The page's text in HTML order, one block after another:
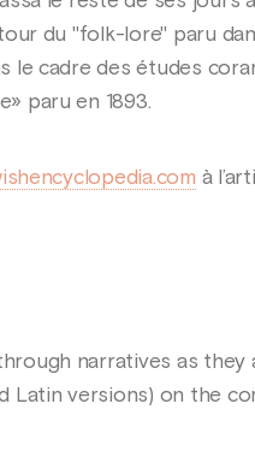
du "folk-lore" paru
le cadre des études
paru en 1893.
à
narratives as they
Latin versions) on the